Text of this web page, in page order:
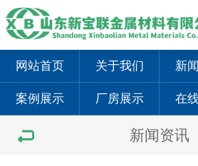
网站首页 关于我们 新
案例展示 厂房展示 在
新闻资讯